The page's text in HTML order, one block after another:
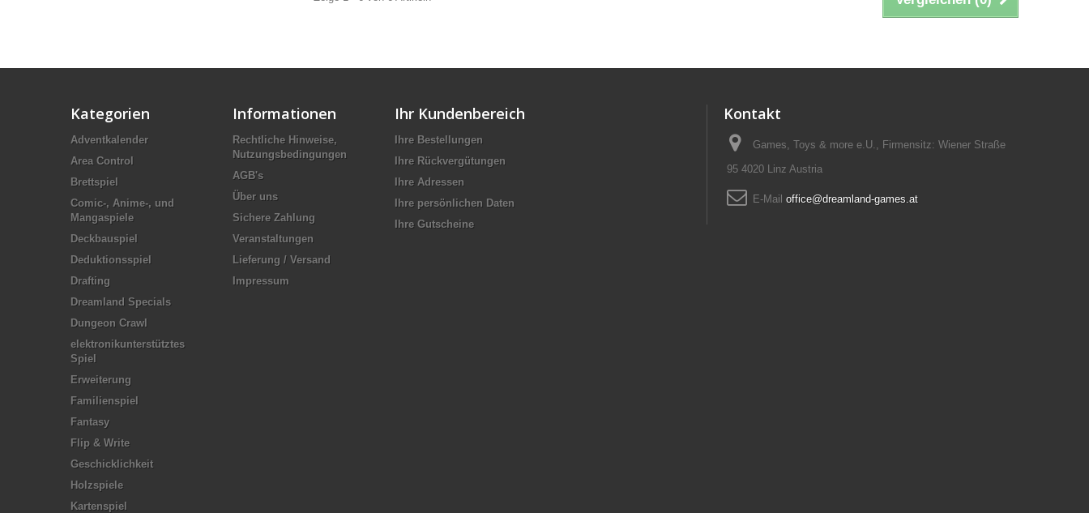
Kategorien
Adventkalender
Area Control
Brettspiel
Comic-, Anime-, und
Mangaspiele
Deckbauspiel
Deduktionsspiel
Drafting
Dreamland Specials
Dungeon Crawl
elektronikunterstütztes
Spiel
Erweiterung
Familienspiel
Fantasy
Flip & Write
Geschicklichkeit
Holzspiele
Kartenspiel
Informationen
Rechtliche Hinweise,
Nutzungsbedingungen
AGB's
Über uns
Sichere Zahlung
Veranstaltungen
Lieferung / Versand
Impressum
Ihr Kundenbereich
Ihre Bestellungen
Ihre Rückvergütungen
Ihre Adressen
Ihre persönlichen Daten
Ihre Gutscheine
Kontakt
Games, Toys & more e.U., Firmensitz: Wiener Straße
95 4020 Linz Austria
E-Mail office@dreamland-games.at